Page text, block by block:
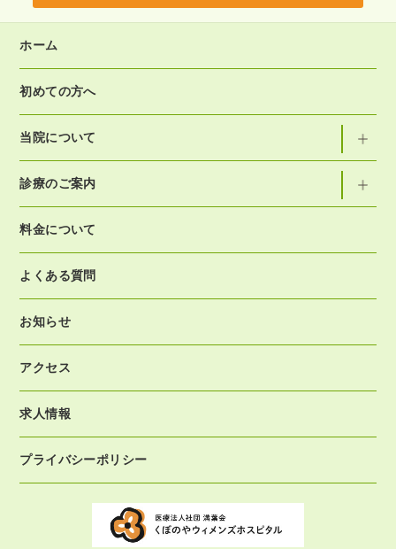
ホーム
初めての方へ
当院について
診療のご案内
料金について
よくある質問
お知らせ
アクセス
求人情報
プライバシーポリシー